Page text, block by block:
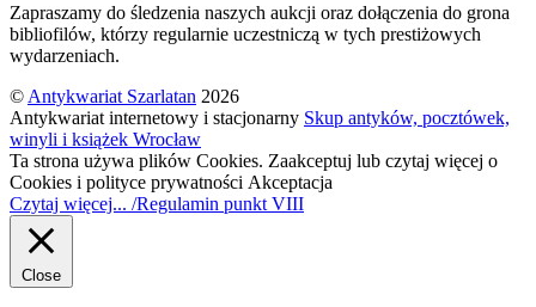
Zapraszamy do śledzenia naszych aukcji oraz dołączenia do grona
bibliofilów, którzy regularnie uczestniczą w tych prestiżowych
wydarzeniach.
© Antykwariat Szarlatan 2026
Antykwariat internetowy i stacjonarny Skup antyków, pocztówek,
winyli i książek Wrocław
Ta strona używa plików Cookies. Zaakceptuj lub czytaj więcej o
Cookies i polityce prywatności Akceptacja
Czytaj więcej... /Regulamin punkt VIII
Close